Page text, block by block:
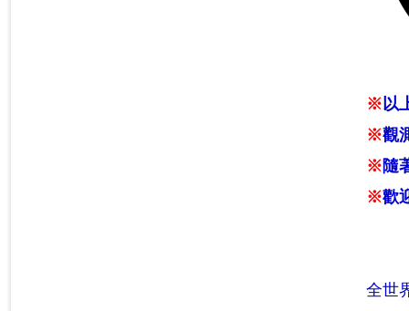
※ 以
※觀
※隨
※歡
全世